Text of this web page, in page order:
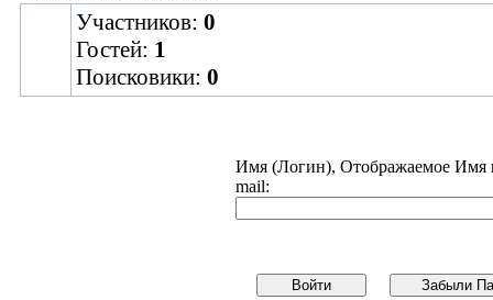
Участников: 0
Гостей: 1
Поисковики: 0
Имя (Логин), Отображаемое Имя
mail: